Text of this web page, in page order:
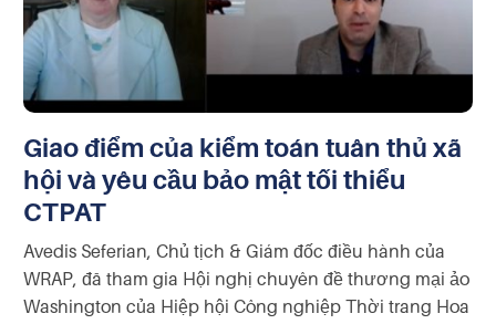
Giao điểm của kiểm toán tuân thủ xã
hội và yêu cầu bảo mật tối thiểu
CTPAT
Avedis Seferian, Chủ tịch & Giám đốc điều hành của
WRAP, đã tham gia Hội nghị chuyên đề thương mại ảo
Washington của Hiệp hội Công nghiệp Thời trang Hoa